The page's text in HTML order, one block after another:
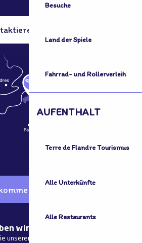
Besuche
Land der Spiele
Fahrrad- und Rollerverleih
AUFENTHALT
Terre de Flandre Tourismus
Alle Unterkünfte
Alle Restaurants
Sie uns
ich dorthin?
wir in Kontakt
unseren aktuellen Nachrichten